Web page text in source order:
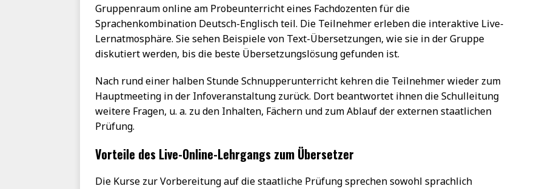
Gruppenraum online am Probeunterricht eines Fachdozenten für die
Sprachenkombination Deutsch-Englisch teil. Die Teilnehmer erleben die interaktive Live-
Lernatmosphäre. Sie sehen Beispiele von Text-Übersetzungen, wie sie in der Gruppe
diskutiert werden, bis die beste Übersetzungslösung gefunden ist.
Nach rund einer halben Stunde Schnupperunterricht kehren die Teilnehmer wieder zum
Hauptmeeting in der Infoveranstaltung zurück. Dort beantwortet ihnen die Schulleitung
weitere Fragen, u. a. zu den Inhalten, Fächern und zum Ablauf der externen staatlichen
Prüfung.
Vorteile des Live-Online-Lehrgangs zum Übersetzer
Die Kurse zur Vorbereitung auf die staatliche Prüfung sprechen sowohl sprachlich